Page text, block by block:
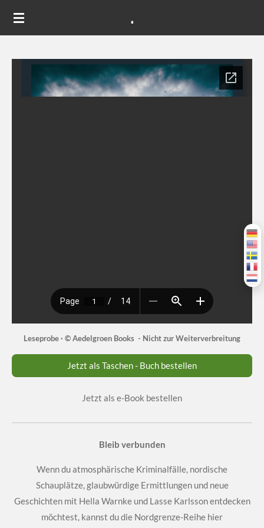
Zum
.
Leseprobe · © Aedelgroen Books - Nicht zur Weiterverbreitung
Jetzt als Taschen - Buch bestellen
Jetzt als e-Book bestellen
Bleib verbunden
Wenn du atmosphärische Kriminalfälle, nordische
Schauplätze, glaubwürdige Ermittlungen und neue
Geschichten mit Hella Warnke und Lasse Karlsson entdecken
möchtest, kannst du die Nordgrenze-Reihe hier